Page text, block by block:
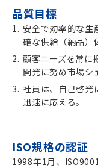
品質目標
安全で効率的な生
確な供給（納品）
顧客ニーズを常に
開発に努め市場シ
社員は、自己啓発
迅速に応える。
ISO規格の認証
1998年1月、